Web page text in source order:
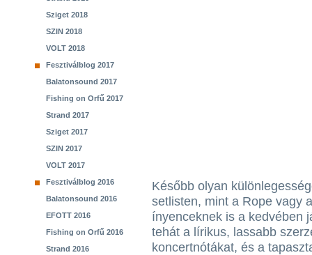
Sziget 2018
SZIN 2018
VOLT 2018
Fesztiválblog 2017
Balatonsound 2017
Fishing on Orfű 2017
Strand 2017
Sziget 2017
SZIN 2017
VOLT 2017
Fesztiválblog 2016
Balatonsound 2016
EFOTT 2016
Fishing on Orfű 2016
Strand 2016
Később olyan
setlisten, mint a Rope vagy
ínyenceknek is a kedvében
tehát a lírikus, lassabb
koncertnótákat, és a